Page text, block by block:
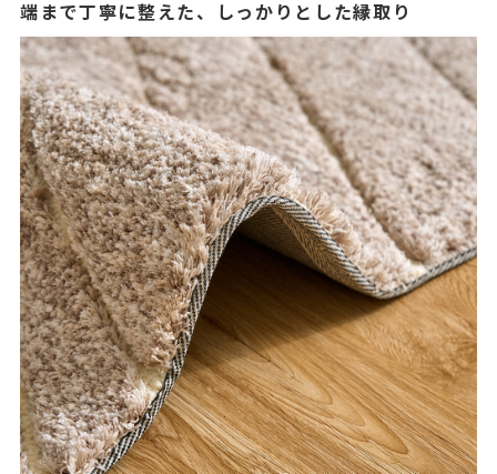
端まで丁寧に整えた、しっかりとした縁取り